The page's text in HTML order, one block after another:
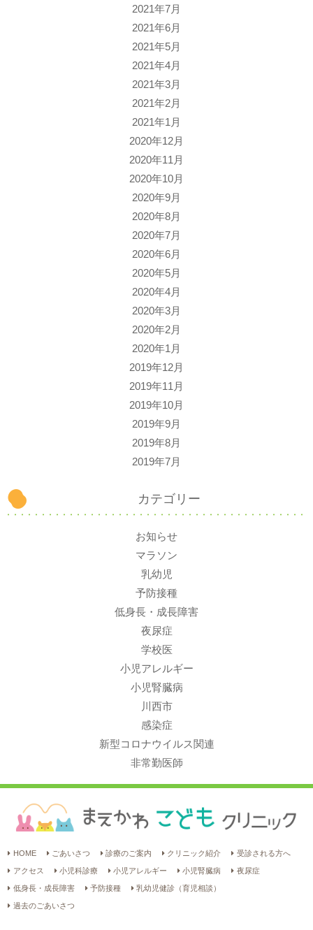
2021年7月
2021年6月
2021年5月
2021年4月
2021年3月
2021年2月
2021年1月
2020年12月
2020年11月
2020年10月
2020年9月
2020年8月
2020年7月
2020年6月
2020年5月
2020年4月
2020年3月
2020年2月
2020年1月
2019年12月
2019年11月
2019年10月
2019年9月
2019年8月
2019年7月
カテゴリー
お知らせ
マラソン
乳幼児
予防接種
低身長・成長障害
夜尿症
学校医
小児アレルギー
小児腎臓病
川西市
感染症
新型コロナウイルス関連
非常勤医師
HOME ごあいさつ 診療のご案内 クリニック紹介 受診される方へ
アクセス 小児科診療 小児アレルギー 小児腎臓病 夜尿症
低身長・成長障害 予防接種 乳幼児健診（育児相談）
過去のごあいさつ